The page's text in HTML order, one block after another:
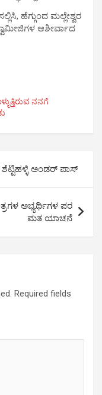
ಹೆಗ್ಗುಂದ ಮಲ್ಲೇಶ್ವರ
ಆಶೀರ್ವಾದ
ನನಗೆ
ಅಂಡರ್ ಪಾಸ್
ಅಭ್ಯರ್ಥಿಗಳ ಪರ
ಮತ ಯಾಚನೆ
Required fields